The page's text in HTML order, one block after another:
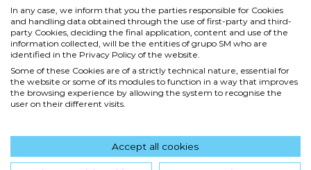
He leído y acepto las Condiciones de usoy la
Política de privacidad
Acepto
Deseo recibir comunicaciones comerciales de grupo SM
Enviar
Hola! ¿en qué podemos ayudarte?
In any case, we inform that you the parties responsible for Cookies
and handling data obtained through the use of first-party and third-
party Cookies, deciding the final application, content and use of the
information collected, will be the entities of grupo SM who are
identified in the Privacy Policy of the website.
Some of these Cookies are of a strictly technical nature, essential for
the website or some of its modules to function in a way that improves
the browsing experience by allowing the system to recognise the
user on their different visits.
Accept all cookies